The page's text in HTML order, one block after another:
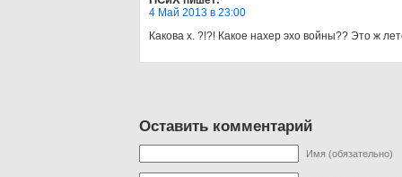
4 Май 2013 в 23:00
Какова х. ?!?! Какое нахер эхо войны?? Это ж
Оставить комментарий
Имя (обязательно)